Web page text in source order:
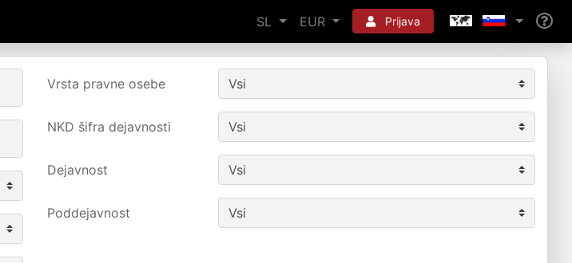
SL EUR Prijava
Vrsta pravne osebe
NKD šifra dejavnosti
Dejavnost
Poddejavnost